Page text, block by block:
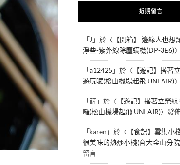
近期留言
「J 」於〈 【開箱】 邊緣人也想
淨些-紫外線除塵螨機(DP-3E6)
「a12425 」於〈 【遊記】搭著
遊玩囉(松山機場起飛 UNI AIR)
「薛」於〈 【遊記】搭著立榮
囉(松山機場起飛 UNI AIR)〉發
「karen 」於〈 【食記】雲集小
很美味的熱炒小棧(台大金山分
留言